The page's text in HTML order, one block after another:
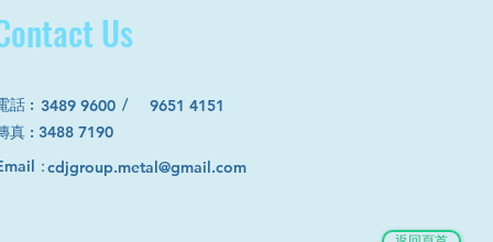
9651 4151
話 : /
：cdjgroup.metal@gmail.com
Us
3489 9600
真 : 3488 7190